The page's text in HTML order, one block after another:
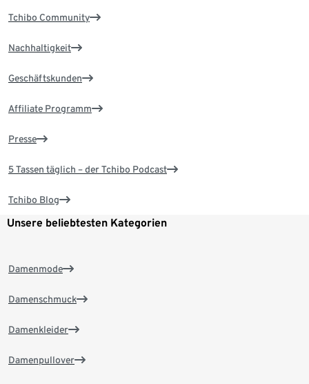
Tchibo Community
Nachhaltigkeit
Geschäftskunden
Affiliate Programm
Presse
5 Tassen täglich – der Tchibo Podcast
Tchibo Blog
Unsere beliebtesten Kategorien
Damenmode
Damenschmuck
Damenkleider
Damenpullover